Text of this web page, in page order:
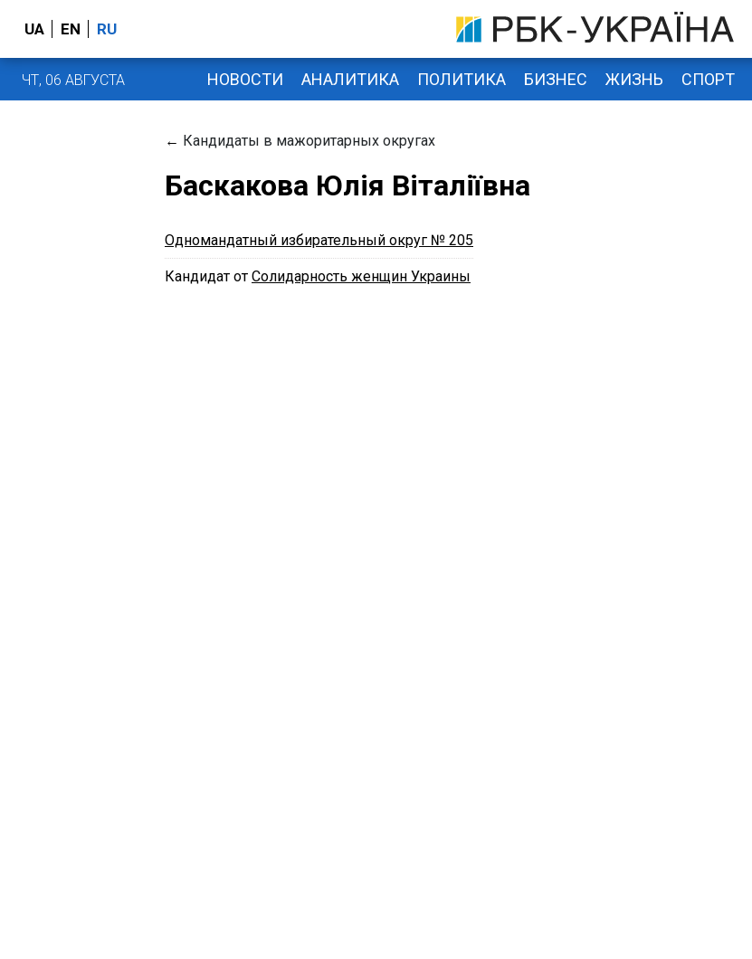
UA EN RU
ЧТ, 06 АВГУСТА НОВОСТИ АНАЛИТИКА ПОЛИТИКА БИЗНЕС ЖИЗНЬ СПОРТ
← Кандидаты в мажоритарных округах
Баскакова Юлія Віталіївна
Одномандатный избирательный округ № 205
Кандидат от Солидарность женщин Украины